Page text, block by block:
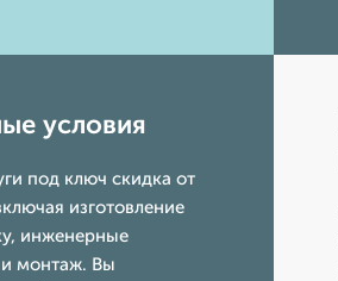
условия
под ключ скидка от
изготовление
инженерные
монтаж. Вы